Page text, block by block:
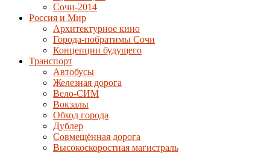
Сочи-2014
Россия и Мир
Архитектурное кино
Города-побратимы Сочи
Концепции будущего
Транспорт
Автобусы
Железная дорога
Вело-СИМ
Вокзалы
Обход города
Дублер
Совмещённая дорога
Высокоскоростная магистраль